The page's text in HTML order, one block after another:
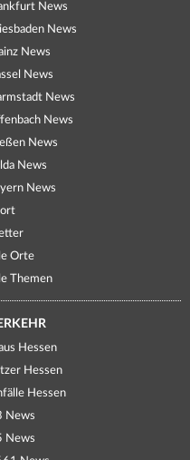
News
News
News
News
News
News
News
News
News
Orte
Themen
Hessen
Hessen
Hessen
News
News